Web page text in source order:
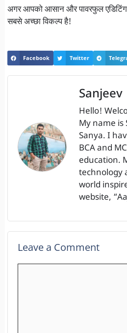
अगर आपको आसान और पावरफुल
सबसे अच्छा विकल्प है!
Facebook Twitter
Sanjeev
Hello!
My name is
Sanya. I
BCA and
education.
technology
world
website,
Leave a Comment